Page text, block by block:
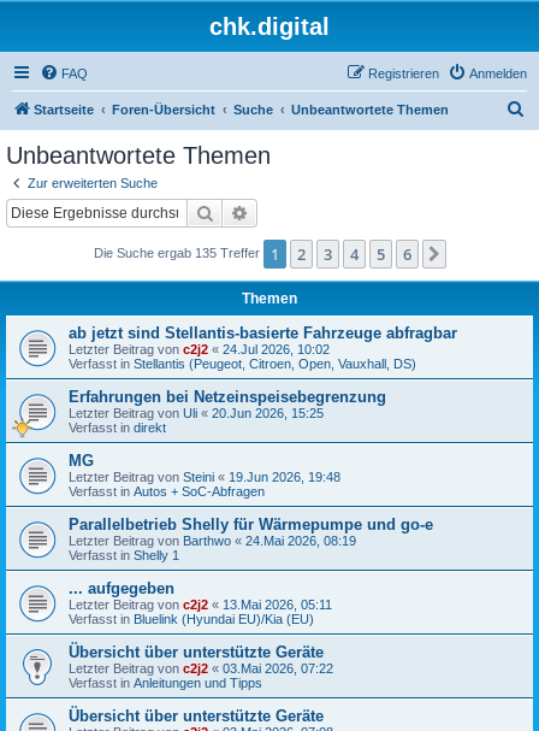
chk.digital
FAQ Anmelden
Registrieren
Startseite Foren-Übersicht Suche Unbeantwortete Themen
Unbeantwortete Themen
Zur erweiterten Suche
Suche
Die Suche ergab 135 Treffer 1 2 3 4 5 6
Themen
ab jetzt sind Stellantis-basierte Fahrzeuge abfragbar
Letzter Beitrag von c2j2 « 24.Jul 2026, 10:02
Verfasst in Stellantis (Peugeot, Citroen, Open, Vauxhall, DS)
Erfahrungen bei Netzeinspeisebegrenzung
Letzter Beitrag von Uli « 20.Jun 2026, 15:25
Verfasst in direkt
MG
Letzter Beitrag von Steini « 19.Jun 2026, 19:48
Verfasst in Autos + SoC-Abfragen
Parallelbetrieb Shelly für Wärmepumpe und go-e
Letzter Beitrag von Barthwo « 24.Mai 2026, 08:19
Verfasst in Shelly 1
... aufgegeben
Letzter Beitrag von c2j2 « 13.Mai 2026, 05:11
Verfasst in Bluelink (Hyundai EU)/Kia (EU)
Übersicht über unterstützte Geräte
Letzter Beitrag von c2j2 « 03.Mai 2026, 07:22
Verfasst in Anleitungen und Tipps
Übersicht über unterstützte Geräte